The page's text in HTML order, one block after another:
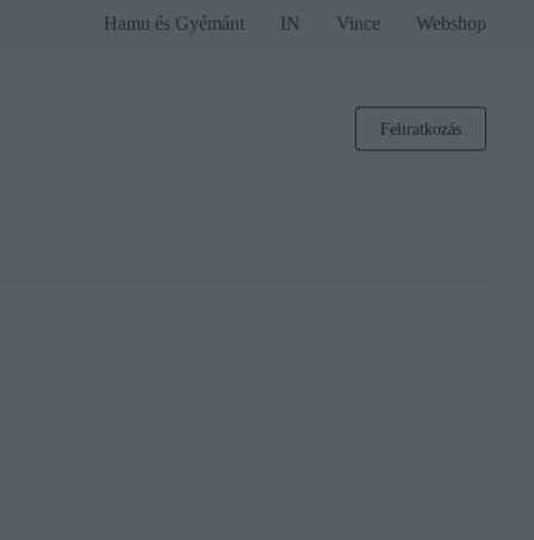
Hamu és Gyémánt IN Vince Webshop
Feliratkozás